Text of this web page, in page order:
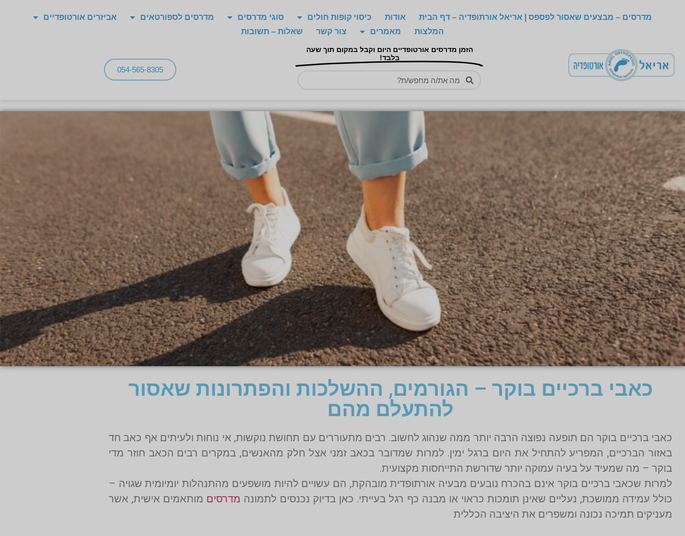
מדרסים – מבצעים שאסור לפספס | אריאל אורתופדיה – דף הבית אודות כיסוי קופות חולים סוגי מדרסים מדרסים לספורטאים
אביזרים אורטופדיים
המלצות
מאמרים צור קשר שאלות – תשובות
הזמן מדרסים אורטופדיים היום וקבל במקום תוך שעה
בלבד!
054-565-8305
כאבי ברכיים בוקר – הגורמים, ההשלכות והפתרונות שאסור
להתעלם מהם
כאבי ברכיים בוקר הם תופעה נפוצה הרבה יותר ממה שנהוג לחשוב. רבים מתעוררים עם תחושת נוקשות, אי נוחות ולעיתים אף כאב חד
באזור הברכיים, המפריע להתחיל את היום ברגל ימין. למרות שמדובר בכאב זמני אצל חלק מהאנשים, במקרים רבים הכאב חוזר מדי
בוקר – מה שמעיד על בעיה עמוקה יותר שדורשת התייחסות מקצועית.
למרות שכאבי ברכיים בוקר אינם בהכרח נובעים מבעיה אורתופדית מובהקת, הם עשויים להיות מושפעים מהתנהלות יומיומית שגויה –
כולל עמידה ממושכת, נעליים שאינן תומכות כראוי או מבנה כף רגל בעייתי. כאן בדיוק נכנסים לתמונה מדרסים מותאמים אישית, אשר
מעניקים תמיכה נכונה ומשפרים את היציבה הכללית